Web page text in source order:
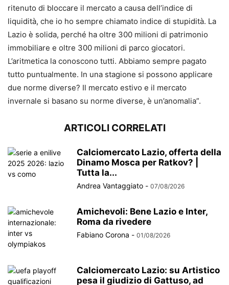
ritenuto di bloccare il mercato a causa dell’indice di
liquidità, che io ho sempre chiamato indice di stupidità. La
Lazio è solida, perché ha oltre 300 milioni di patrimonio
immobiliare e oltre 300 milioni di parco giocatori.
L’aritmetica la conoscono tutti. Abbiamo sempre pagato
tutto puntualmente. In una stagione si possono applicare
due norme diverse? Il mercato estivo e il mercato
invernale si basano su norme diverse, è un’anomalia”.
ARTICOLI CORRELATI
Calciomercato Lazio, offerta della
Dinamo Mosca per Ratkov? |
Tutta la...
Andrea Vantaggiato - 07/08/2026
Amichevoli: Bene Lazio e Inter,
Roma da rivedere
Fabiano Corona - 01/08/2026
Calciomercato Lazio: su Artistico
pesa il giudizio di Gattuso, ad